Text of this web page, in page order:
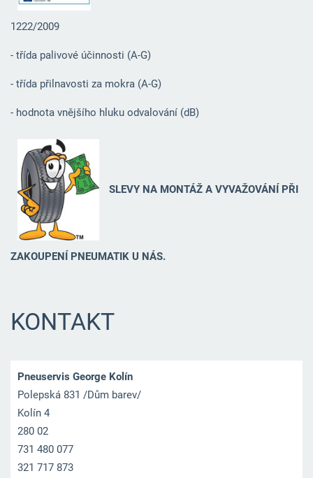
1222/2009
- třída palivové účinnosti (A-G)
- třída přilnavosti za mokra (A-G)
- hodnota vnějšího hluku odvalování (dB)
SLEVY NA MONTÁŽ A VYVAŽOVÁNÍ PŘI
ZAKOUPENÍ PNEUMATIK U NÁS.
KONTAKT
Pneuservis George Kolín
Polepská 831 /Dům barev/
Kolín 4
280 02
731 480 077
321 717 873